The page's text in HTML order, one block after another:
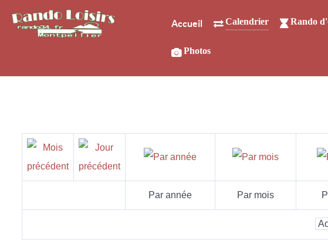
Accueil Calendrier Rando
Photos
Par année Par mois